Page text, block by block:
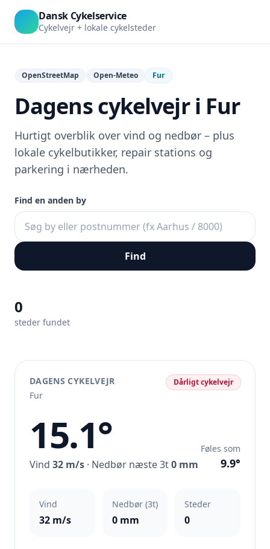
Dansk Cykelservice
Cykelvejr + lokale cykelsteder
OpenStreetMap Open-Meteo Fur
Dagens cykelvejr i Fur
Hurtigt overblik over vind og nedbør – plus
lokale cykelbutikker, repair stations og
parkering i nærheden.
Find en anden by
Find
0
steder fundet
DAGENS CYKELVEJR
Fur
Dårligt cykelvejr
15.1°
Vind 32 m/s · Nedbør næste 3t0 mm
Føles som
9.9°
Vind
32 m/s
Nedbør (3t)
0 mm
Steder
0